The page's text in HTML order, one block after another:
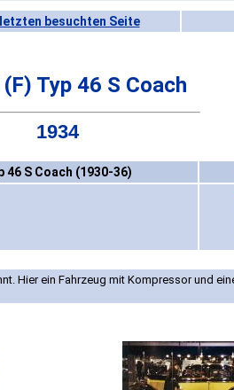
besuchten Seite
Typ 46 S Coach
1934
46 S Coach (1930-36)
Hier ein Fahrzeug mit Kompressor und